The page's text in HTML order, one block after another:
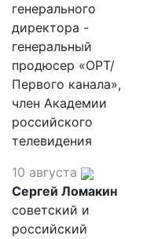
генерального
директора -
генеральный
продюсер «ОРТ/
Первого канала»,
член Академии
российского
телевидения
10 августа
Сергей Ломакин
советский и
российский